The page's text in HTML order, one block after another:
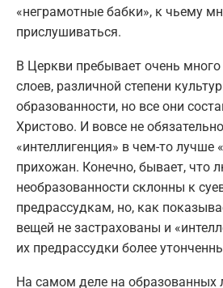
«неграмотные бабки», к чьему
прислушиваться.
В Церкви пребывает очень
слоев, различной степени
образованности, но все они
Христово. И вовсе не
«интеллигенция» в чем-то лучше
прихожан. Конечно, бывает, что
необразованности склонны к
предрассудкам, но, как
вещей не застрахованы и
их предрассудки более
На самом деле на образованных